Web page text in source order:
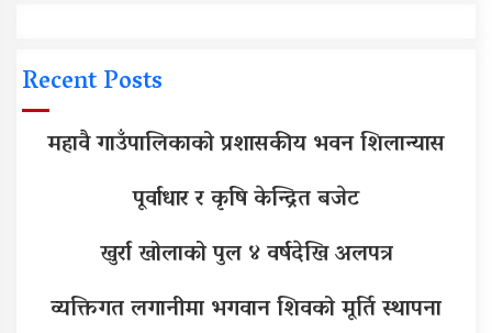
Recent Posts
महावै गाउँपालिकाको प्रशासकीय भवन शिलान्यास
पूर्वाधार र कृषि केन्द्रित बजेट
खुर्रा खोलाको पुल ४ वर्षदेखि अलपत्र
व्यक्तिगत लगानीमा भगवान शिवको मूर्ति स्थापना